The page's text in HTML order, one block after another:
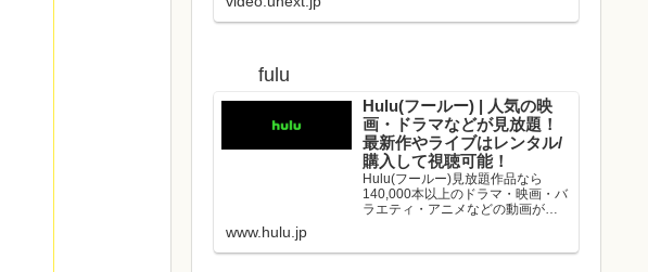
fulu
Hulu(フールー) | 人気の映
画・ドラマなどが見放題！
最新作やライブはレンタル/
購入して視聴可能！
Hulu(フールー)見放題作品なら
140,000本以上のドラマ・映画・バ
ラエティ・アニメなどの動画が、
ストのライブはレンタル/購入して
www.hulu.jp